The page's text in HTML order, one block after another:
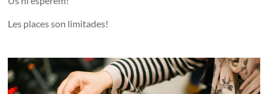
Les places son limitades!